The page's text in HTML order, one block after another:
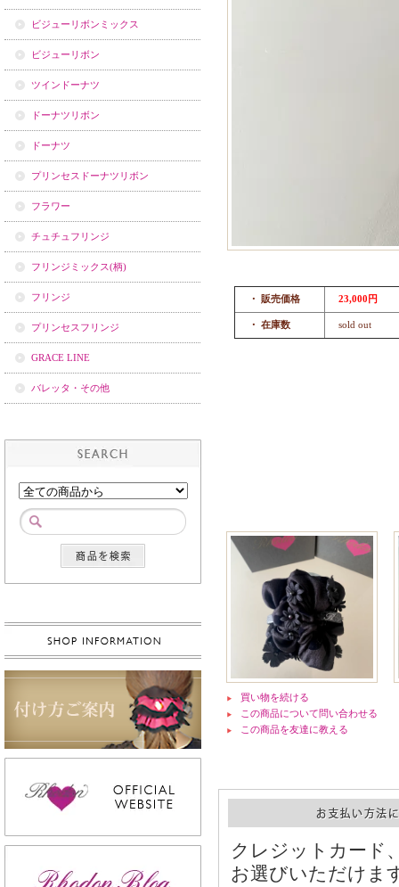
ビジューリボンミックス
ビジューリボン
ツインドーナツ
ドーナツリボン
ドーナツ
プリンセスドーナツリボン
フラワー
チュチュフリンジ
フリンジミックス(柄)
フリンジ
プリンセスフリンジ
GRACE LINE
バレッタ・その他
・ 販売価格 23,000円
・ 在庫数 sold out
買い物を続ける
この商品について問い合わせる
この商品を友達に教える
クレジットカード
お選びいただけま